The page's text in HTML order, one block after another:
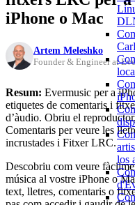
los
iPhone o Mac
Artem Meleshko
Founder & Engineer at
Resum: Evermusic per a
etiquetes de comentaris i
d’àudio. Obriu el
Comentaris per veure les
incrustades i Fitxer LRC.
Descobriu com veure
música al vostre iPhone o
text, lletres, comentaris o